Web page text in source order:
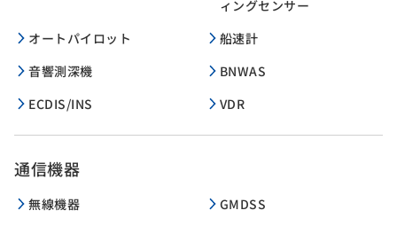
ィングセンサー
オートパイロット
船速計
音響測深機
BNWAS
ECDIS/INS
VDR
通信機器
無線機器
GMDSS